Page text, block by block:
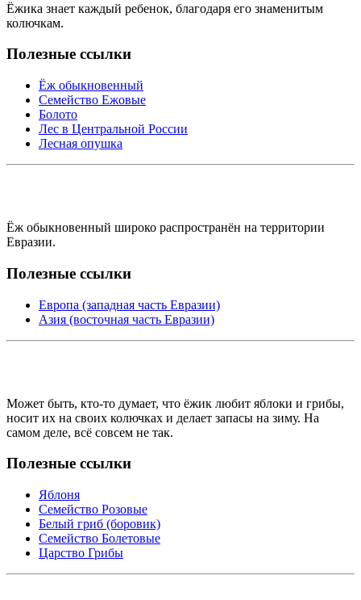
Ёжика знает каждый ребенок, благодаря его знаменитым
колючкам.
Полезные ссылки
Ёж обыкновенный
Семейство Ежовые
Болото
Лес в Центральной России
Лесная опушка
Ёж обыкновенный широко распространён на территории
Евразии.
Полезные ссылки
Европа (западная часть Евразии)
Азия (восточная часть Евразии)
Может быть, кто-то думает, что ёжик любит яблоки и грибы,
носит их на своих колючках и делает запасы на зиму. На
самом деле, всё совсем не так.
Полезные ссылки
Яблоня
Семейство Розовые
Белый гриб (боровик)
Семейство Болетовые
Царство Грибы